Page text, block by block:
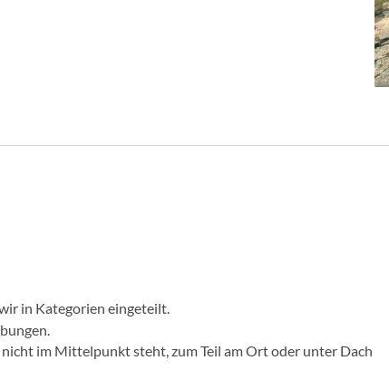
in Kategorien eingeteilt.
im Mittelpunkt steht, zum Teil am Ort oder unter Dach